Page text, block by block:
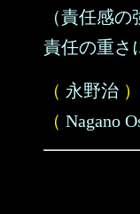
（責任感の
責任の重さ
（ 永野治 ）
（ Nagano